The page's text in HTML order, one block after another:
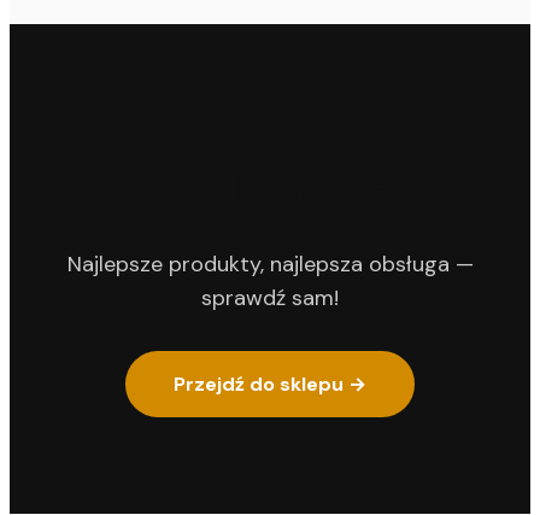
Najlepsze produkty, najlepsza obsługa —
sprawdź sam!
Przejdź do sklepu →